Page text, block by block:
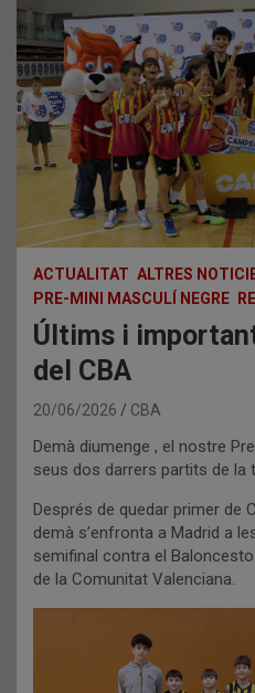
ACTUALITAT ALTRES
PRE-MINI MASCULÍ NEGRE
Últims i
del CBA
20/06/2026 CBA
Demà diumenge , el nostre
seus dos darrers partits de la
Després de quedar primer de
demà s’enfronta a Madrid a
semifinal contra el
de la Comunitat Valenciana.